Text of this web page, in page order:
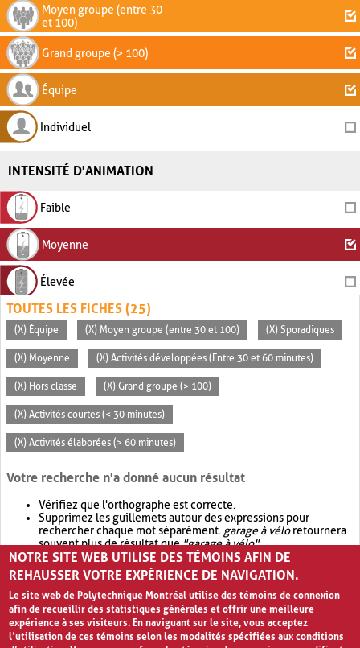
Moyen groupe (entre 30
et 100)
Grand groupe (> 100)
Équipe
Individuel
INTENSITÉ D'ANIMATION
Faible
Moyenne
Élevée
TOUTES LES FICHES (25)
(X) Équipe (X) Moyen groupe (entre 30 et 100) (X) Sporadiques
(X) Moyenne (X) Activités développées (Entre 30 et 60 minutes)
(X) Hors classe (X) Grand groupe (> 100)
(X) Activités courtes (< 30 minutes)
(X) Activités élaborées (> 60 minutes)
Votre recherche n'a donné aucun résultat
Vérifiez que l'orthographe est correcte.
Supprimez les guillemets autour des expressions pour
rechercher chaque mot séparément. garage à véloretournera
souvent plus de résultat que"garage à vélo".
Envisagez d'élargir votre recherche avec OR.garage OR vélo
retournera souvent plus de résultat quegarage à vélo
NOTRE SITE WEB UTILISE DES TÉMOINS AFIN DE
REHAUSSER VOTRE EXPÉRIENCE DE NAVIGATION.
Le site web de Polytechnique Montréal utilise des témoins de connexion
afin de recueillir des statistiques générales et offrir une meilleure
expérience à ses visiteurs. En naviguant sur le site, vous acceptez
l’utilisation de ces témoins selon les modalités spécifiées aux conditions